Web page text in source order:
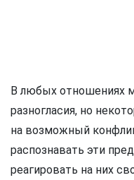
В любых отношениях
разногласия, но
на возможный
распознавать эти
реагировать на них